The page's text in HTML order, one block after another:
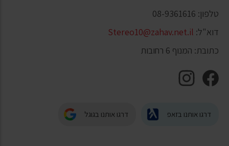
טלפון: 08-9361616
דוא"ל: Stereo10@zahav.net.il
כתובת: המנוף 6 רחובות
דרגו אותנו בזאפ דרגו אותנו בגוגל